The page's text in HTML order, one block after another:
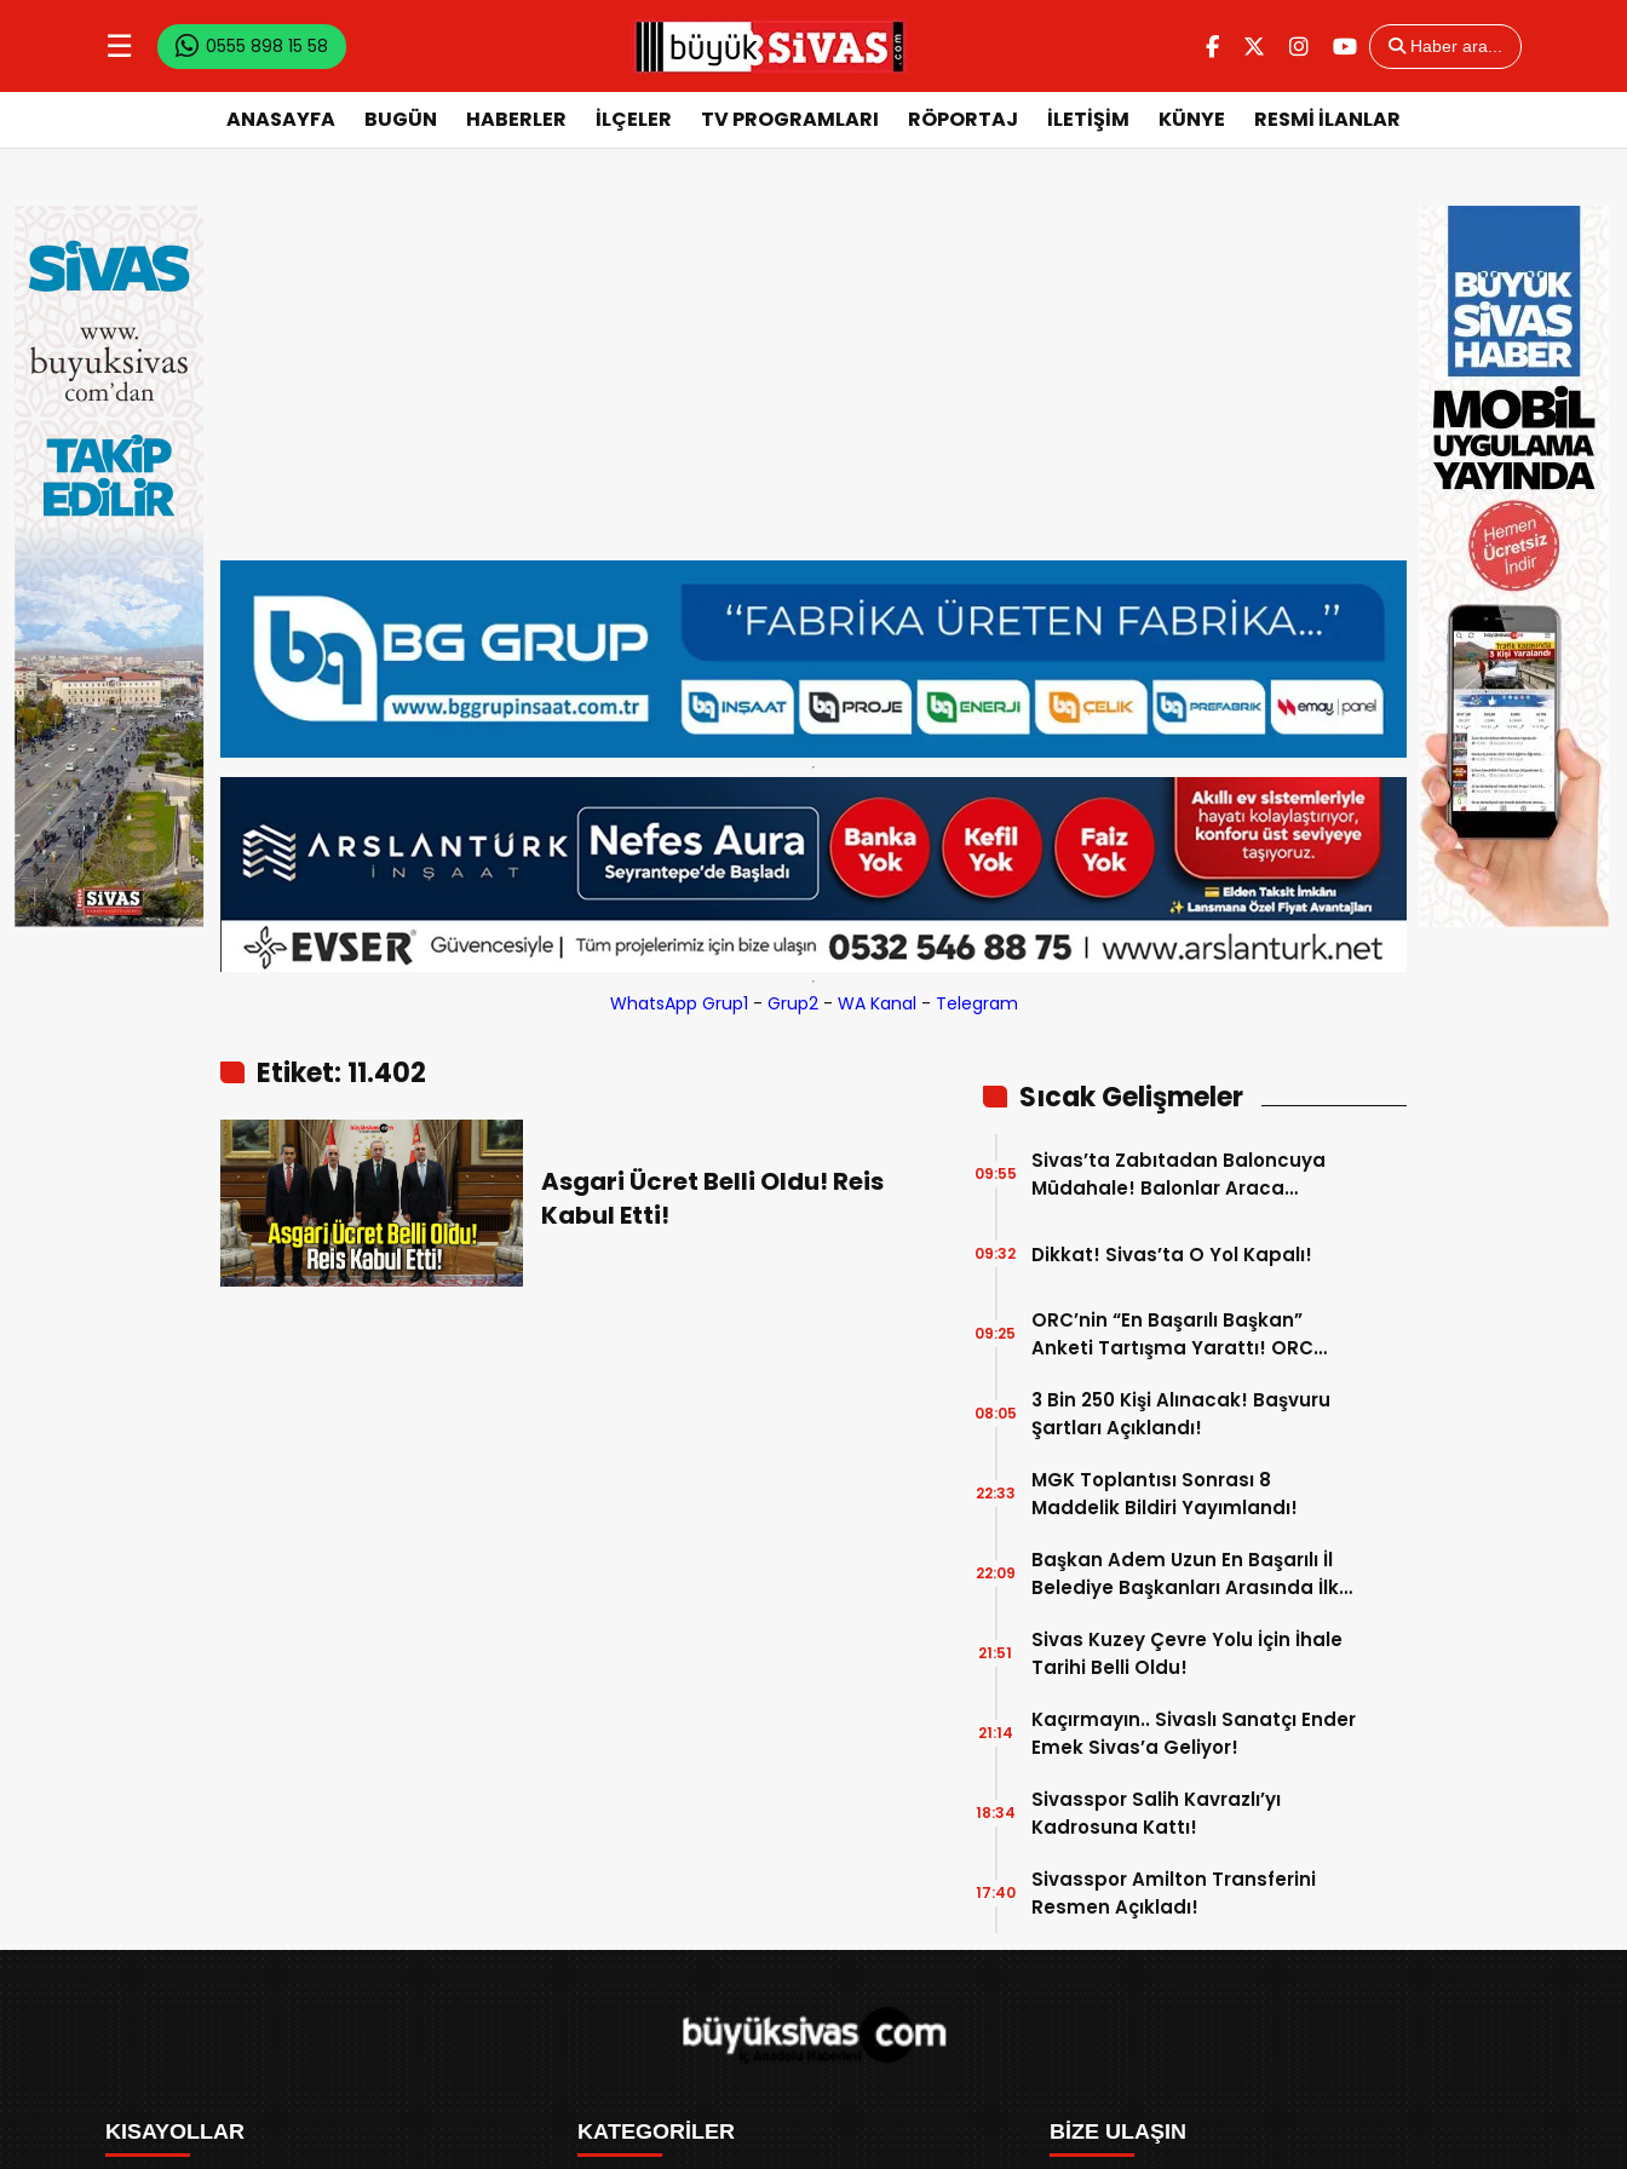
☰ 0555 898 15 58 Haber ara...
ANASAYFA BUGÜN HABERLER İLÇELER TV PROGRAMLARI RÖPORTAJ İLETİŞİM KÜNYE RESMİ İLANLAR
WhatsApp Grup1 - Grup2- WA Kanal - Telegram
Etiket: 11.402
Asgari Ücret Belli Oldu! Reis
Kabul Etti!
Sıcak Gelişmeler
Sivas’ta Zabıtadan Baloncuya
Müdahale! Balonlar Araca
09:55
Dikkat! Sivas’ta O Yol Kapalı!
09:32
ORC’nin “En Başarılı Başkan”
Anketi Tartışma Yarattı! ORC
09:25
3 Bin 250 Kişi Alınacak! Başvuru
Şartları Açıklandı!
08:05
MGK Toplantısı Sonrası 8
Maddelik Bildiri Yayımlandı!
22:33
Başkan Adem Uzun En Başarılı İl
Belediye Başkanları Arasında İlk
22:09
Sivas Kuzey Çevre Yolu İçin İhale
Tarihi Belli Oldu!
21:51
Kaçırmayın.. Sivaslı Sanatçı Ender
Emek Sivas’a Geliyor!
21:14
Sivasspor Salih Kavrazlı’yı
Kadrosuna Kattı!
18:34
Sivasspor Amilton Transferini
Resmen Açıkladı!
17:40
KISAYOLLAR KATEGORİLER BİZE ULAŞIN